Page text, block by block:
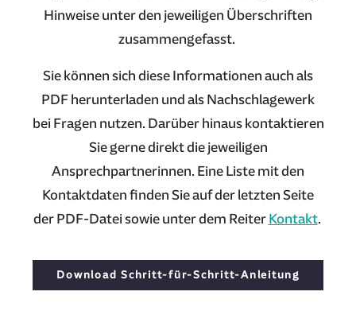
Hinweise unter den jeweiligen Überschriften
zusammengefasst.
Sie können sich diese Informationen auch als
PDF herunterladen und als Nachschlagewerk
bei Fragen nutzen. Darüber hinaus kontaktieren
Sie gerne direkt die jeweiligen
Ansprechpartnerinnen. Eine Liste mit den
Kontaktdaten finden Sie auf der letzten Seite
der PDF-Datei sowie unter dem Reiter Kontakt.
Download Schritt-für-Schritt-Anleitung